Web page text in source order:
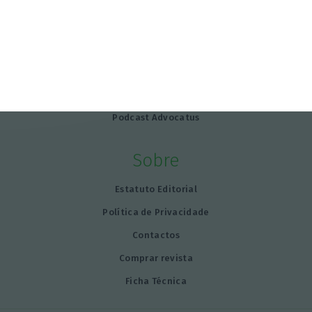
Podcast Advocatus
Sobre
Estatuto Editorial
Política de Privacidade
Contactos
Comprar revista
Ficha Técnica